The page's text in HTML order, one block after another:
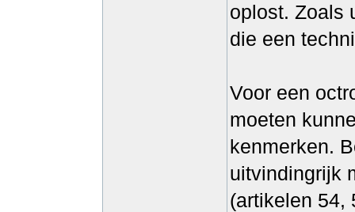
oplost. Zoals
die een
Voor een
moeten
kenmerken.
uitvindingrijk
(artikelen 54,